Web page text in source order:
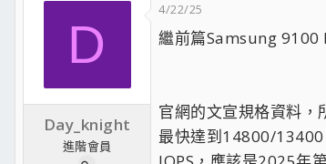
D
Day_knight
進階會員
4/22/25
繼前篇Samsung 9100
官網的文宣規格資料
最快達到14800/